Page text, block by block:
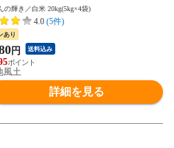
20kg 単一原料米 ひのひかり コメ
ではありません《7-14営業日以内に
定(土日祝日除く)》---d2_kumakgykr
の輝き／白米 20kg(5kg×4袋)
4.0 (5件)
あり
円 送料込み
風土
詳細を見る